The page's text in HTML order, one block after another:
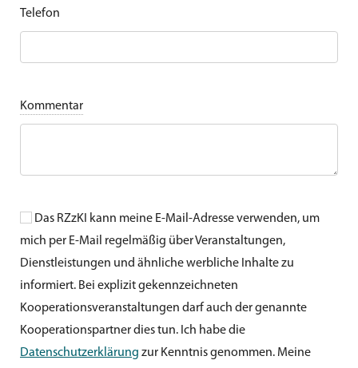
Telefon
Kommentar
Das RZzKI kann meine E-Mail-Adresse verwenden, um
mich per E-Mail regelmäßig über Veranstaltungen,
Dienstleistungen und ähnliche werbliche Inhalte zu
informiert. Bei explizit gekennzeichneten
Kooperationsveranstaltungen darf auch der genannte
Kooperationspartner dies tun. Ich habe die
Datenschutzerklärung zur Kenntnis genommen. Meine